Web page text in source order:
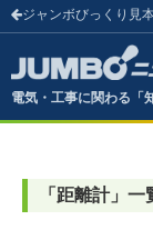
ジャンボびっくり見
電気・工事に関わる「
「 距離計」 一